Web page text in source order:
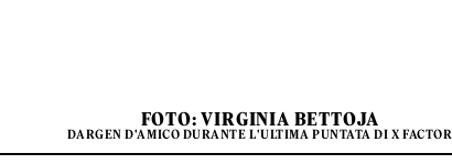
FOTO: VIRGINIA BETTOJA
DARGEN D'AMICO DURANTE L'ULTIMA PUNTATA DI X FACTOR